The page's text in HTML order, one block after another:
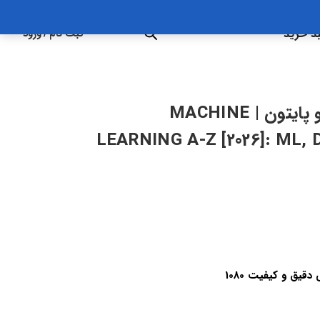
خرید ثبت نام/ورود
صفر تا صد ماشین لرنینگ با R و پایتون | MACHINE
LEARNING A-Z [2026]: ML,